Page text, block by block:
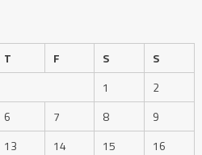
T F S
S
1
2
6 7 8
9
13 14 15
16